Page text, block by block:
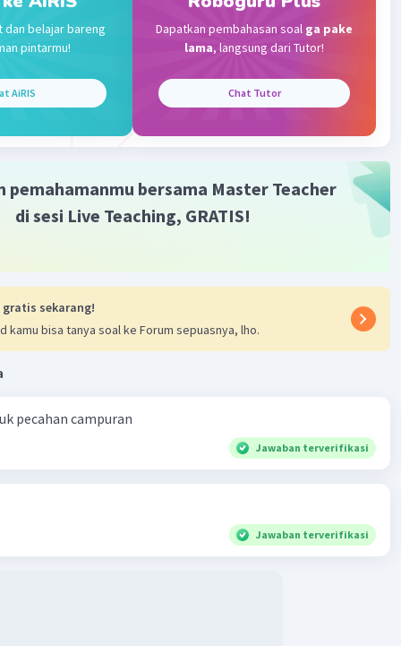
A Level 47
08:26
Balas
dan belajar bareng
pintarmu!
AiRIS
Dapatkan pembahasan soal ga pake
lama, langsung dari Tutor!
Chat Tutor
pemahamanmu bersama Master Teacher
di sesi Live Teaching, GRATIS!
gratis sekarang!
kamu bisa tanya soal ke Forum sepuasnya, lho.
pecahan campuran
Jawaban terverifikasi
Jawaban terverifikasi